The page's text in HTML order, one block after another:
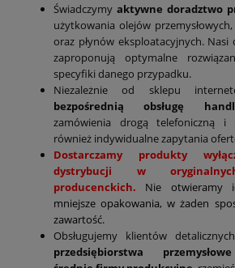
Świadczymy aktywne doradztwo
użytkowania olejów
oraz płynów eksploatacyjnych. Nasi
zaproponują optymalne
specyfiki danego przypadku.
Niezależnie od sklepu
bezpośrednią obsługę
zamówienia drogą telefoniczną i
również indywidualne zapytania
Dostarczamy produkty
dystrybucji w
producenckich. Nie otwieramy
mniejsze opakowania, w żaden
zawartość.
Obsługujemy klientów
przedsiębiorstwa